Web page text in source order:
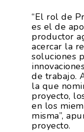
“El rol de
es el de
productor
acercar la
soluciones
de trabajo.
la que
proyecto,
en los
misma”,
proyecto.